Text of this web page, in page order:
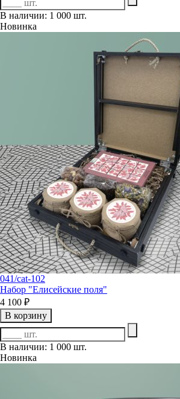
В наличии: 1 000 шт.
Новинка
041/cat-102
Набор "Елисейские поля"
4 100 ₽
В корзину
В наличии: 1 000 шт.
Новинка